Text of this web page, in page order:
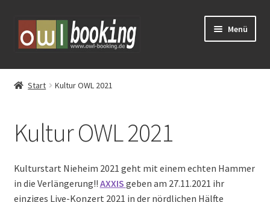
Zur
Navigation
springen
Zum
Inhalt
springen
Menü
Tickets
Vorverkauf
Eventschirme mieten
Schlosstheater Fürstenberg – Kreuz & Quer
Start Kultur OWL 2021
Kultur OWL 2021
Kulturstart Nieheim 2021 geht mit einem echten Hammer
in die Verlängerung!! AXXIS geben am 27.11.2021 ihr
einziges Live-Konzert 2021 in der nördlichen Hälfte